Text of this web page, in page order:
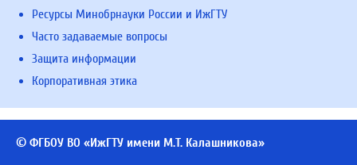
Ресурсы Минобрнауки России и ИжГТУ
Часто задаваемые вопросы
Защита информации
Корпоративная этика
© ФГБОУ ВО «ИжГТУ имени М.Т. Калашникова»